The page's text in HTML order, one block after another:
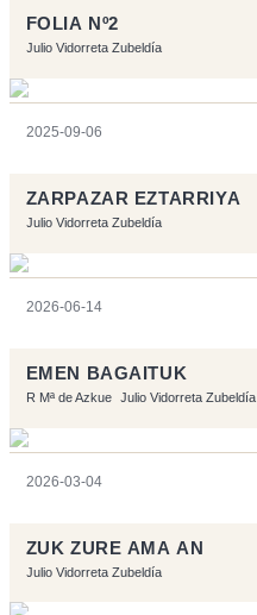
FOLIA Nº2
Julio Vidorreta Zubeldía
2025-09-06
ZARPAZAR EZTARRIYA
Julio Vidorreta Zubeldía
2026-06-14
EMEN BAGAITUK
R Mª de Azkue Julio Vidorreta Zubeldía
2026-03-04
ZUK ZURE AMA AN
Julio Vidorreta Zubeldía